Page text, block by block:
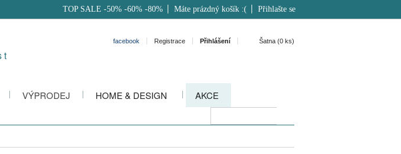
t
TOP SALE -50% -60% -80% Máte prázdný košík :( Přihlašte se
facebook Registrace Přihlášení Šatna (0 ks)
VÝPRODEJ HOME & DESIGN AKCE